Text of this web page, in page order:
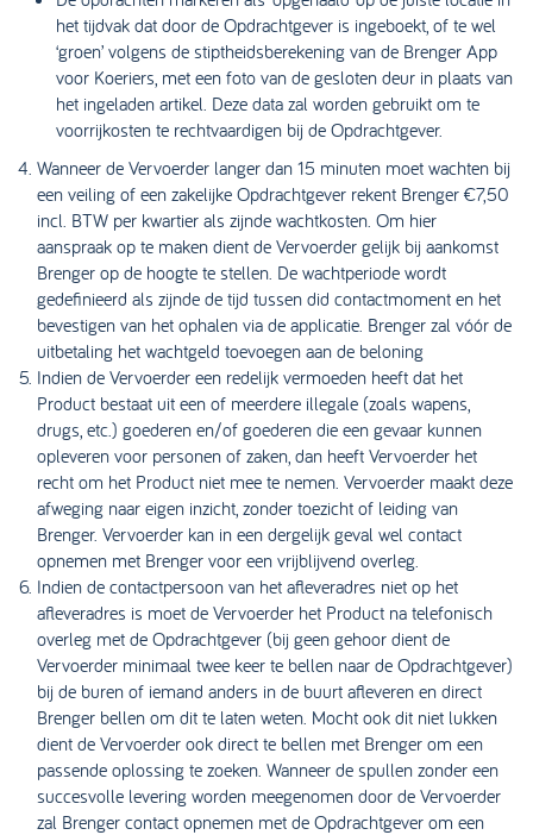
het tijdvak dat door de Opdrachtgever is ingeboekt, of te wel
‘groen’ volgens de stiptheidsberekening van de Brenger App
voor Koeriers, met een foto van de gesloten deur in plaats van
het ingeladen artikel. Deze data zal worden gebruikt om te
voorrijkosten te rechtvaardigen bij de Opdrachtgever.
Wanneer de Vervoerder langer dan 15 minuten moet wachten bij
een veiling of een zakelijke Opdrachtgever rekent Brenger €7,50
incl. BTW per kwartier als zijnde wachtkosten. Om hier
aanspraak op te maken dient de Vervoerder gelijk bij aankomst
Brenger op de hoogte te stellen. De wachtperiode wordt
gedefinieerd als zijnde de tijd tussen did contactmoment en het
bevestigen van het ophalen via de applicatie. Brenger zal vóór de
uitbetaling het wachtgeld toevoegen aan de beloning
Indien de Vervoerder een redelijk vermoeden heeft dat het
Product bestaat uit een of meerdere illegale (zoals wapens,
drugs, etc.) goederen en/of goederen die een gevaar kunnen
opleveren voor personen of zaken, dan heeft Vervoerder het
recht om het Product niet mee te nemen. Vervoerder maakt deze
afweging naar eigen inzicht, zonder toezicht of leiding van
Brenger. Vervoerder kan in een dergelijk geval wel contact
opnemen met Brenger voor een vrijblijvend overleg.
Indien de contactpersoon van het afleveradres niet op het
afleveradres is moet de Vervoerder het Product na telefonisch
overleg met de Opdrachtgever (bij geen gehoor dient de
Vervoerder minimaal twee keer te bellen naar de Opdrachtgever)
bij de buren of iemand anders in de buurt afleveren en direct
Brenger bellen om dit te laten weten. Mocht ook dit niet lukken
dient de Vervoerder ook direct te bellen met Brenger om een
passende oplossing te zoeken. Wanneer de spullen zonder een
succesvolle levering worden meegenomen door de Vervoerder
zal Brenger contact opnemen met de Opdrachtgever om een